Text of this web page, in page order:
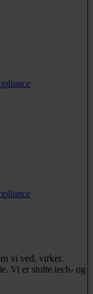
vi ved, virker.
Vi er stolte tech- og